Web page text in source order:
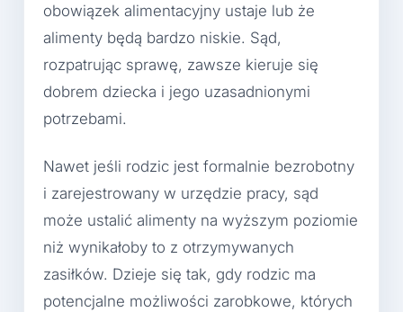
obowiązek alimentacyjny ustaje lub że
alimenty będą bardzo niskie. Sąd,
rozpatrując sprawę, zawsze kieruje się
dobrem dziecka i jego uzasadnionymi
potrzebami.
Nawet jeśli rodzic jest formalnie bezrobotny
i zarejestrowany w urzędzie pracy, sąd
może ustalić alimenty na wyższym poziomie
niż wynikałoby to z otrzymywanych
zasiłków. Dzieje się tak, gdy rodzic ma
potencjalne możliwości zarobkowe, których